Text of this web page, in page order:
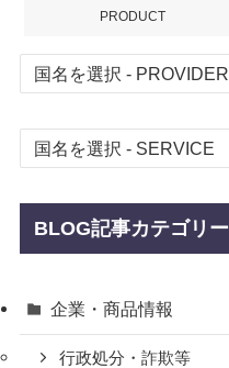
PRODUCT
BLOG記事カテゴリー
企業・商品情報
行政処分・詐欺等